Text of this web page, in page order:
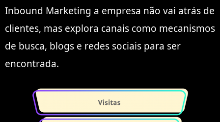
Inbound Marketing a empresa não vai atrás de
clientes, mas explora canais como mecanismos
de busca, blogs e redes sociais para ser
encontrada.